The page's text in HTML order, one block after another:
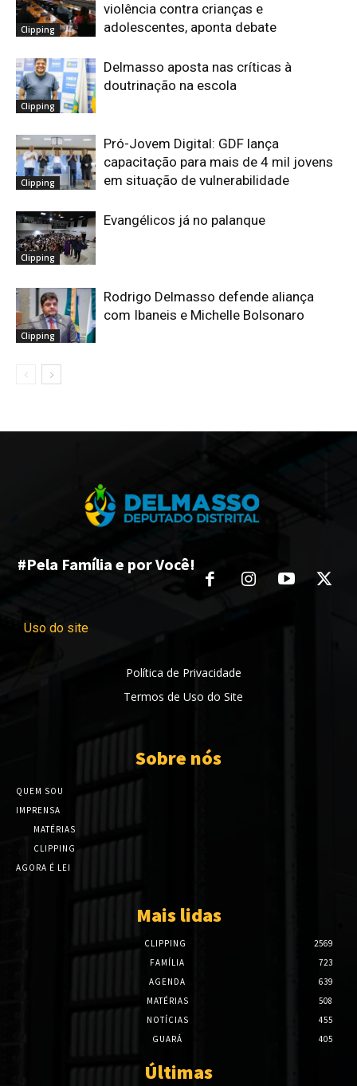
Clipping
violência contra crianças e
adolescentes, aponta debate
Clipping
Delmasso aposta nas críticas à
doutrinação na escola
Clipping
Pró-Jovem Digital: GDF lança
capacitação para mais de 4 mil jovens
em situação de vulnerabilidade
Clipping
Evangélicos já no palanque
Clipping
Rodrigo Delmasso defende aliança
com Ibaneis e Michelle Bolsonaro
#Pela Família e por Você!
Uso do site
Política de Privacidade
Termos de Uso do Site
Sobre nós
QUEM SOU
IMPRENSA
MATÉRIAS
CLIPPING
AGORA É LEI
Mais lidas
CLIPPING
2569
FAMÍLIA
723
AGENDA
639
MATÉRIAS
508
NOTÍCIAS
455
GUARÁ
405
Últimas